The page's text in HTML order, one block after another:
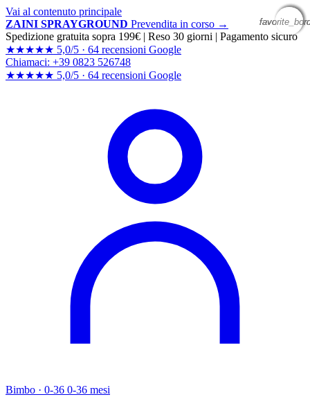
Vai al contenuto principale
ZAINI SPRAYGROUND Prevendita in corso →
Spedizione gratuita sopra 199€ | Reso 30 giorni | Pagamento sicuro
★★★★★ 5,0/5 · 64 recensioni Google
Chiamaci: +39 0823 526748
★★★★★ 5,0/5 · 64 recensioni Google
Bimbo · 0-36 0-36 mesi